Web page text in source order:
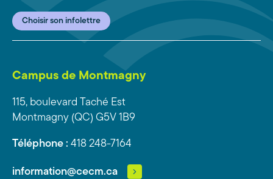
Choisir son infolettre
Campus de Montmagny
115, boulevard Taché Est
Montmagny (QC) G5V 1B9
Téléphone : 418 248-7164
information@cecm.ca